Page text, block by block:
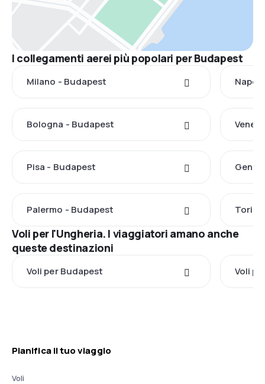
I collegamenti aerei più popolari per Budapest
Milano - Budapest
Bologna - Budapest
Pisa - Budapest
Palermo - Budapest
Voli per l'Ungheria. I viaggiatori amano anche
queste destinazioni
Voli per Budapest Voli
Pianifica il tuo viaggio
Voli